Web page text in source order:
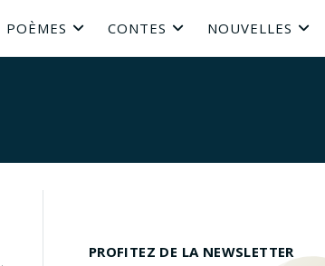
POÈMES CONTES NOUVELLES
PROFITEZ DE LA NEWSLETTER